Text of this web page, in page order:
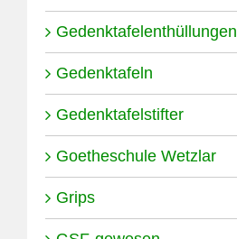
Gedenktafelenthüllungen
Gedenktafeln
Gedenktafelstifter
Goetheschule Wetzlar
Grips